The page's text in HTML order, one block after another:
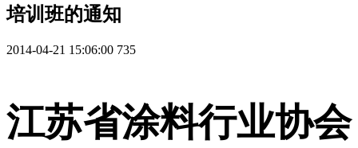
培训班的通知
2014-04-21 15:06:00 735
江苏省涂料行业协会